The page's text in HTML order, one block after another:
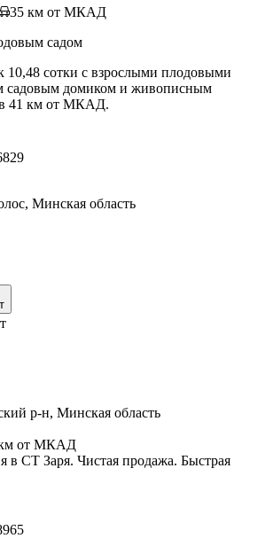
35 км от МКАД
садом
10,48 сотки с взрослыми плодовыми
садовым домиком и живописным
в 41 км от МКАД.
Минская область
р-н, Минская область
от МКАД
в СТ Заря. Чистая продажа. Быстрая